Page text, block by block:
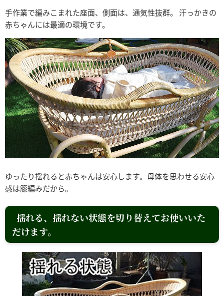
手作業で編みこまれた座面、側面は、通気性抜群。 汗っかきの
赤ちゃんには最適の環境です。
ゆったり揺れると赤ちゃんは安心します。母体を思わせる安心
感は籐編みだから。
揺れる、揺れない状態を切り替えてお使いいた
だけます。